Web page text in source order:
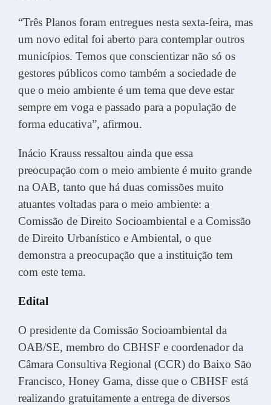
“Três Planos foram entregues nesta sexta-feira, mas
um novo edital foi aberto para contemplar outros
municípios. Temos que conscientizar não só os
gestores públicos como também a sociedade de
que o meio ambiente é um tema que deve estar
sempre em voga e passado para a população de
forma educativa”, afirmou.
Inácio Krauss ressaltou ainda que essa
preocupação com o meio ambiente é muito grande
na OAB, tanto que há duas comissões muito
atuantes voltadas para o meio ambiente: a
Comissão de Direito Socioambiental e a Comissão
de Direito Urbanístico e Ambiental, o que
demonstra a preocupação que a instituição tem
com este tema.
Edital
O presidente da Comissão Socioambiental da
OAB/SE, membro do CBHSF e coordenador da
Câmara Consultiva Regional (CCR) do Baixo São
Francisco, Honey Gama, disse que o CBHSF está
realizando gratuitamente a entrega de diversos